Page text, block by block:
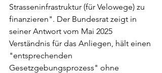
Strasseninfrastruktur (für Velowege) zu
finanzieren". Der Bundesrat zeigt in
seiner Antwort vom Mai 2025
Verständnis für das Anliegen, hält einen
"entsprechenden
Gesetzgebungsprozess" ohne